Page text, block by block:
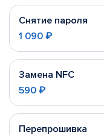
Снятие пароля
1 090 ₽
Замена NFC
590 ₽
Перепрошивка